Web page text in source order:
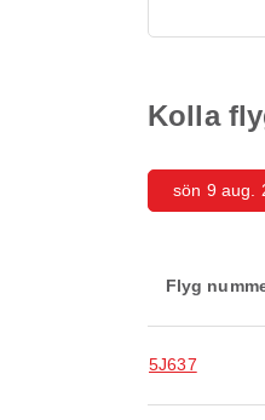
Kolla
sön 9 aug.
Flyg
5J637